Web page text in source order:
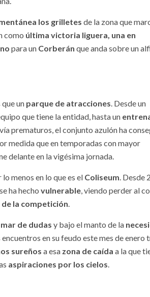
los grilletes de la zona que
como última victoria liguera, una en
para un Corberán que anda sobre un
un parque de atracciones. Desde un
que tiene la entidad, hasta un
prematuros, el conjunto azulón ha
medida que en temporadas con mayor
delante en la vigésima jornada.
lo menos en lo que es el Coliseum. Desde
ha hecho vulnerable, viendo perder al
de la competición.
mar de dudas y bajo el manto de la
en su feudo este mes de enero
sureños a esa zona de caída a la que
aspiraciones por los cielos.